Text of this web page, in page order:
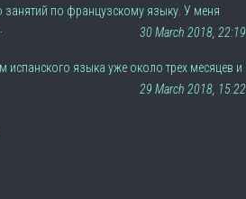
занятий по французскому языку. У меня
30 March 2018, 22:19
испанского языка уже около трех месяцев и
29 March 2018, 15:22